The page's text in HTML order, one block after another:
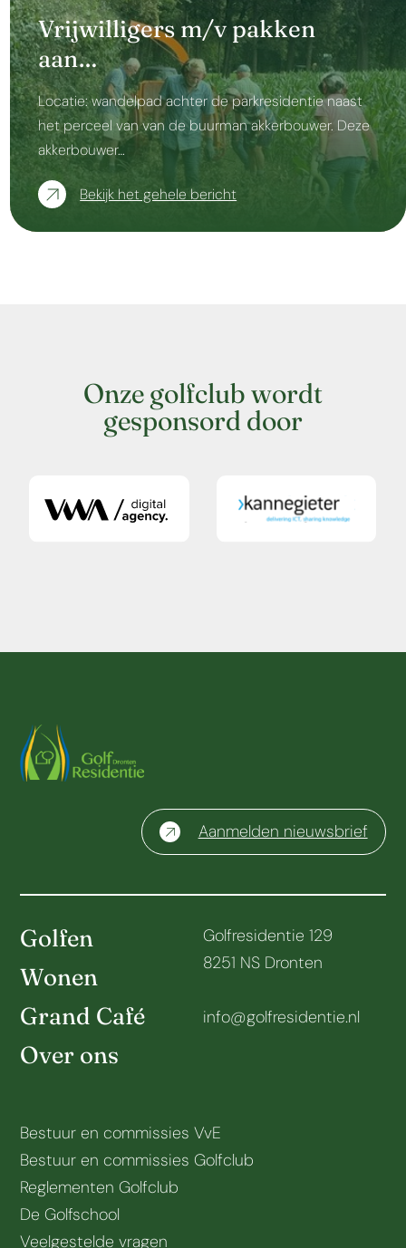
Vrijwilligers m/v pakken
aan…
Locatie: wandelpad achter de parkresidentie naast
het perceel van van de buurman akkerbouwer. Deze
akkerbouwer…
Bekijk het gehele bericht
Onze golfclub wordt
gesponsord door
Aanmelden nieuwsbrief
Golfen
Wonen
Grand Café
Over ons
Golfresidentie 129
8251 NS Dronten
info@golfresidentie.nl
Bestuur en commissies VvE
Bestuur en commissies Golfclub
Reglementen Golfclub
De Golfschool
Veelgestelde vragen